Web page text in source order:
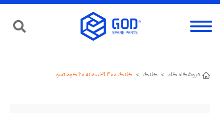
فروشگاه گاد > کلنگ > کلنگ PC۴۰۰ دهانه ۶۰ کوماتسو